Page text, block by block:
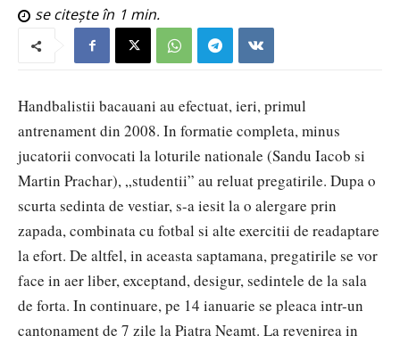
se citește în 1 min.
Handbalistii bacauani au efectuat, ieri, primul
antrenament din 2008. In formatie completa, minus
jucatorii convocati la loturile nationale (Sandu Iacob si
Martin Prachar), „studentii” au reluat pregatirile. Dupa o
scurta sedinta de vestiar, s-a iesit la o alergare prin
zapada, combinata cu fotbal si alte exercitii de readaptare
la efort. De altfel, in aceasta saptamana, pregatirile se vor
face in aer liber, exceptand, desigur, sedintele de la sala
de forta. In continuare, pe 14 ianuarie se pleaca intr-un
cantonament de 7 zile la Piatra Neamt. La revenirea in